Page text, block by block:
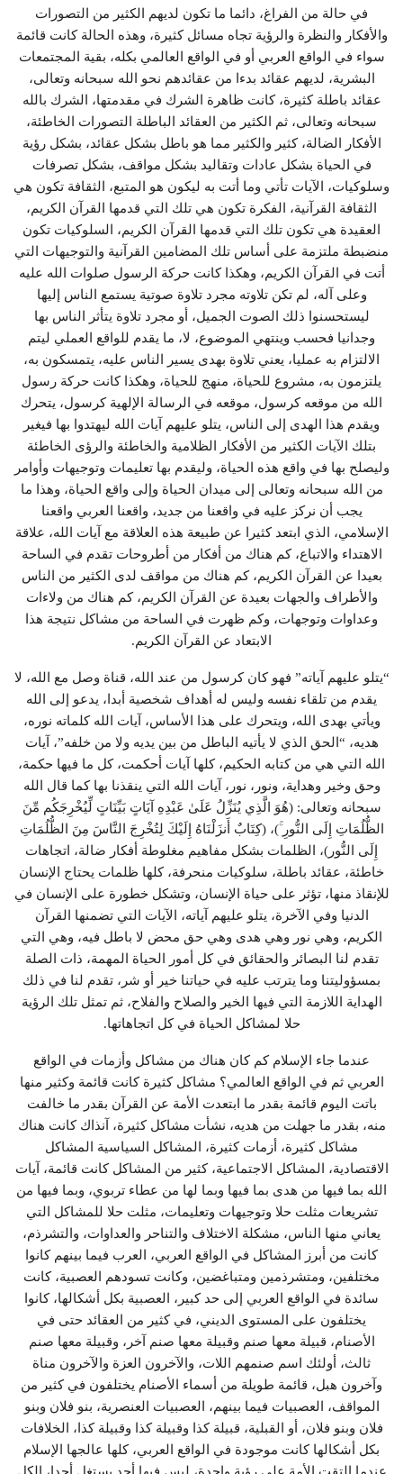
في حالة من الفراغ، دائما ما تكون لديهم الكثير من التصورات
والأفكار والنظرة والرؤية تجاه مسائل كثيرة، وهذه الحالة كانت قائمة
سواء في الواقع العربي أو في الواقع العالمي بكله، بقية المجتمعات
البشرية، لديهم عقائد بدءا من عقائدهم نحو الله سبحانه وتعالى،
عقائد باطلة كثيرة، كانت ظاهرة الشرك في مقدمتها، الشرك بالله
سبحانه وتعالى، ثم الكثير من العقائد الباطلة التصورات الخاطئة،
الأفكار الضالة، كثير والكثير مما هو باطل بشكل عقائد، بشكل رؤية
في الحياة بشكل عادات وتقاليد بشكل مواقف، بشكل تصرفات
وسلوكيات، الآيات تأتي وما أتت به ليكون هو المتبع، الثقافة تكون هي
الثقافة القرآنية، الفكرة تكون هي تلك التي قدمها القرآن الكريم،
العقيدة هي تكون تلك التي قدمها القرآن الكريم، السلوكيات تكون
منضبطة ملتزمة على أساس تلك المضامين القرآنية والتوجيهات التي
أتت في القرآن الكريم، وهكذا كانت حركة الرسول صلوات الله عليه
وعلى آله، لم تكن تلاوته مجرد تلاوة صوتية يستمع الناس إليها
ليستحسنوا ذلك الصوت الجميل، أو مجرد تلاوة يتأثر الناس بها
وجدانيا فحسب وينتهي الموضوع، لا، ما يقدم للواقع العملي ليتم
الالتزام به عمليا، يعني تلاوة بهدى يسير الناس عليه، يتمسكون به،
يلتزمون به، مشروع للحياة، منهج للحياة، وهكذا كانت حركة رسول
الله من موقعه كرسول، موقعه في الرسالة الإلهية كرسول، يتحرك
ويقدم هذا الهدى إلى الناس، يتلو عليهم آيات الله ليهتدوا بها فيغير
بتلك الآيات الكثير من الأفكار الظلامية والخاطئة والرؤى الخاطئة
وليصلح بها في واقع هذه الحياة، وليقدم بها تعليمات وتوجيهات وأوامر
من الله سبحانه وتعالى إلى ميدان الحياة وإلى واقع الحياة، وهذا ما
يجب أن نركز عليه في واقعنا من جديد، واقعنا العربي واقعنا
الإسلامي، الذي ابتعد كثيرا عن طبيعة هذه العلاقة مع آيات الله، علاقة
الاهتداء والاتباع، كم هناك من أفكار من أطروحات تقدم في الساحة
بعيدا عن القرآن الكريم، كم هناك من مواقف لدى الكثير من الناس
والأطراف والجهات بعيدة عن القرآن الكريم، كم هناك من ولاءات
وعداوات وتوجهات، وكم ظهرت في الساحة من مشاكل نتيجة هذا
الابتعاد عن القرآن الكريم.
“يتلو عليهم آياته” فهو كان كرسول من عند الله، قناة وصل مع الله، لا
يقدم من تلقاء نفسه وليس له أهداف شخصية أبدا، يدعو إلى الله
ويأتي بهدى الله، ويتحرك على هذا الأساس، آيات الله كلماته نوره،
هديه، “الحق الذي لا يأتيه الباطل من بين يديه ولا من خلفه”، آيات
الله التي هي من كتابه الحكيم، كلها آيات أحكمت، كل ما فيها حكمة،
وحق وخير وهداية، ونور، نور، آيات الله التي ينقذنا بها كما قال الله
سبحانه وتعالى: (هُوَ الَّذِي يُنَزِّلُ عَلَىٰ عَبْدِهِ آيَاتٍ بَيِّنَاتٍ لِّيُخْرِجَكُم مِّنَ
الظُّلُمَاتِ إِلَى النُّورِ ۚ)، (كِتَابٌ أَنزَلْنَاهُ إِلَيْكَ لِتُخْرِجَ النَّاسَ مِنَ الظُّلُمَاتِ
إِلَى النُّور)، الظلمات بشكل مفاهيم مغلوطة أفكار ضالة، اتجاهات
خاطئة، عقائد باطلة، سلوكيات منحرفة، كلها ظلمات يحتاج الإنسان
للإنقاذ منها، تؤثر على حياة الإنسان، وتشكل خطورة على الإنسان في
الدنيا وفي الآخرة، يتلو عليهم آياته، الآيات التي تضمنها القرآن
الكريم، وهي نور وهي هدى وهي حق محض لا باطل فيه، وهي التي
تقدم لنا البصائر والحقائق في كل أمور الحياة المهمة، ذات الصلة
بمسؤوليتنا وما يترتب عليه في حياتنا خير أو شر، تقدم لنا في ذلك
الهداية اللازمة التي فيها الخير والصلاح والفلاح، ثم تمثل تلك الرؤية
حلا لمشاكل الحياة في كل اتجاهاتها.
عندما جاء الإسلام كم كان هناك من مشاكل وأزمات في الواقع
العربي ثم في الواقع العالمي؟ مشاكل كثيرة كانت قائمة وكثير منها
باتت اليوم قائمة بقدر ما ابتعدت الأمة عن القرآن بقدر ما خالفت
منه، بقدر ما جهلت من هديه، نشأت مشاكل كثيرة، آنذاك كانت هناك
مشاكل كثيرة، أزمات كثيرة، المشاكل السياسية المشاكل
الاقتصادية، المشاكل الاجتماعية، كثير من المشاكل كانت قائمة، آيات
الله بما فيها من هدى بما فيها وبما لها من عطاء تربوي، وبما فيها من
تشريعات مثلت حلا وتوجيهات وتعليمات، مثلت حلا للمشاكل التي
يعاني منها الناس، مشكلة الاختلاف والتناحر والعداوات، والتشرذم،
كانت من أبرز المشاكل في الواقع العربي، العرب فيما بينهم كانوا
مختلفين، ومتشرذمين ومتباغضين، وكانت تسودهم العصبية، كانت
سائدة في الواقع العربي إلى حد كبير، العصبية بكل أشكالها، كانوا
يختلفون على المستوى الديني، في كثير من العقائد حتى في
الأصنام، قبيلة معها صنم وقبيلة معها صنم آخر، وقبيلة معها صنم
ثالث، أولئك اسم صنمهم اللات، والآخرون العزة والآخرون مناة
وآخرون هبل، قائمة طويلة من أسماء الأصنام يختلفون في كثير من
المواقف، العصبيات فيما بينهم، العصبيات العنصرية، بنو فلان وبنو
فلان وبنو فلان، أو القبلية، قبيلة كذا وقبيلة كذا وقبيلة كذا، الخلافات
بكل أشكالها كانت موجودة في الواقع العربي، كلها عالجها الإسلام
عندما التقت الأمة على رؤية واحدة، ليس فيها أحد يستغل أحدا، الكل